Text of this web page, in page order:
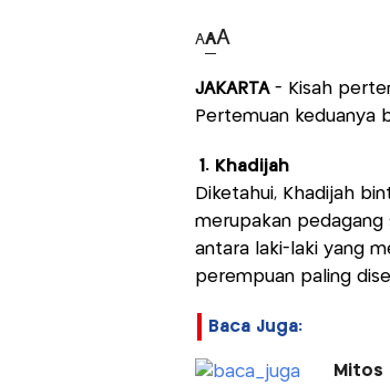
AAA
JAKARTA- Kisah
Pertemuan keduanya
1. Khadijah
Diketahui, Khadijah
merupakan pedagang
antara laki-laki yang
perempuan paling
Baca Juga:
Mitos